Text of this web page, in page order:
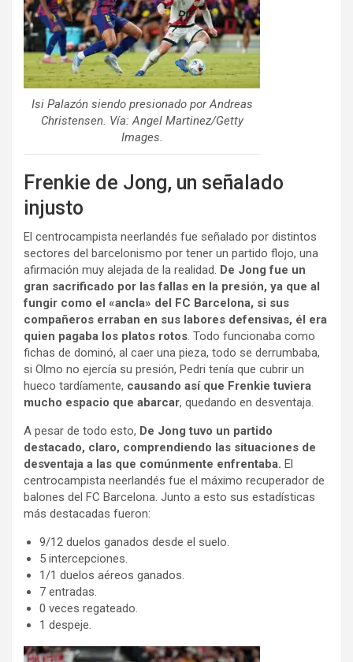
Isi Palazón siendo presionado por Andreas
Christensen. Vía: Angel Martinez/Getty
Images.
Frenkie de Jong, un señalado
injusto
El centrocampista neerlandés fue señalado por distintos
sectores del barcelonismo por tener un partido flojo, una
afirmación muy alejada de la realidad. De Jong fue un
gran sacrificado por las fallas en la presión, ya que al
fungir como el «ancla» del FC Barcelona, si sus
compañeros erraban en sus labores defensivas, él era
quien pagaba los platos rotos. Todo funcionaba como
fichas de dominó, al caer una pieza, todo se derrumbaba,
si Olmo no ejercía su presión, Pedri tenía que cubrir un
hueco tardíamente, causando así que Frenkie tuviera
mucho espacio que abarcar, quedando en desventaja.
A pesar de todo esto, De Jong tuvo un partido
destacado, claro, comprendiendo las situaciones de
desventaja a las que comúnmente enfrentaba. El
centrocampista neerlandés fue el máximo recuperador de
balones del FC Barcelona. Junto a esto sus estadísticas
más destacadas fueron:
9/12 duelos ganados desde el suelo.
5 intercepciones.
1/1 duelos aéreos ganados.
7 entradas.
0 veces regateado.
1 despeje.